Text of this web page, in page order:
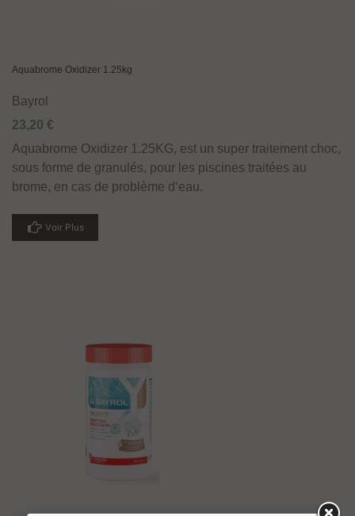
Aquabrome Oxidizer 1.25kg
Bayrol
23,20 €
Aquabrome Oxidizer 1.25KG, est un super traitement choc,
sous forme de granulés, pour les piscines traitées au
brome, en cas de problème d‘eau.
Voir Plus